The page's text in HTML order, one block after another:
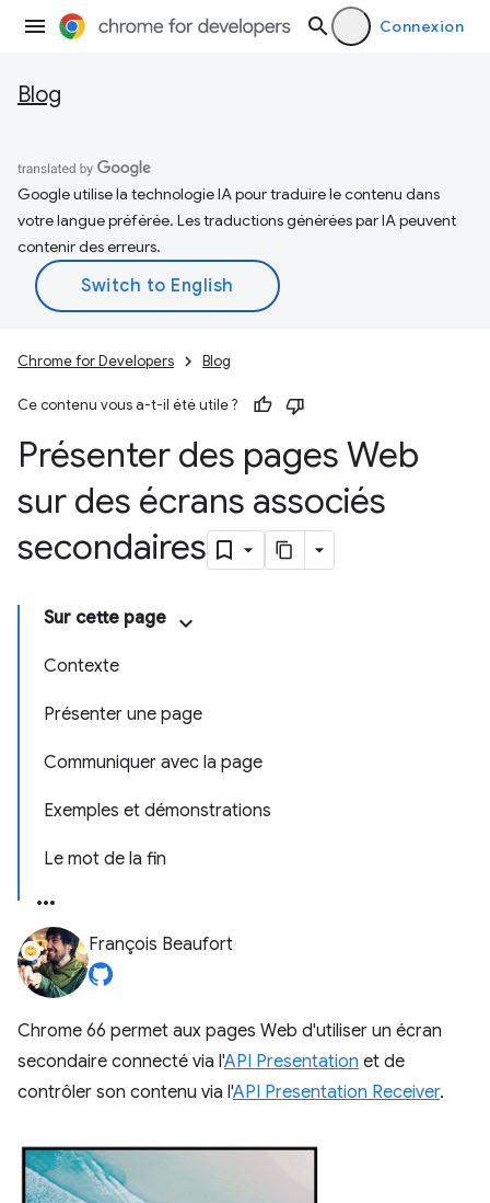
Connexion
Blog
Google utilise la technologie IA pour traduire le contenu dans
votre langue préférée. Les traductions générées par IA peuvent
contenir des erreurs.
Chrome for Developers Blog
Ce contenu vous a-t-il été utile ?
Présenter des pages Web
sur des écrans associés
secondaires
Sur cette page
Contexte
Présenter une page
Communiquer avec la page
Exemples et démonstrations
Le mot de la fin
François Beaufort
Chrome 66 permet aux pages Web d'utiliser un écran
secondaire connecté via l'API Presentation et de
contrôler son contenu via l'API Presentation Receiver.